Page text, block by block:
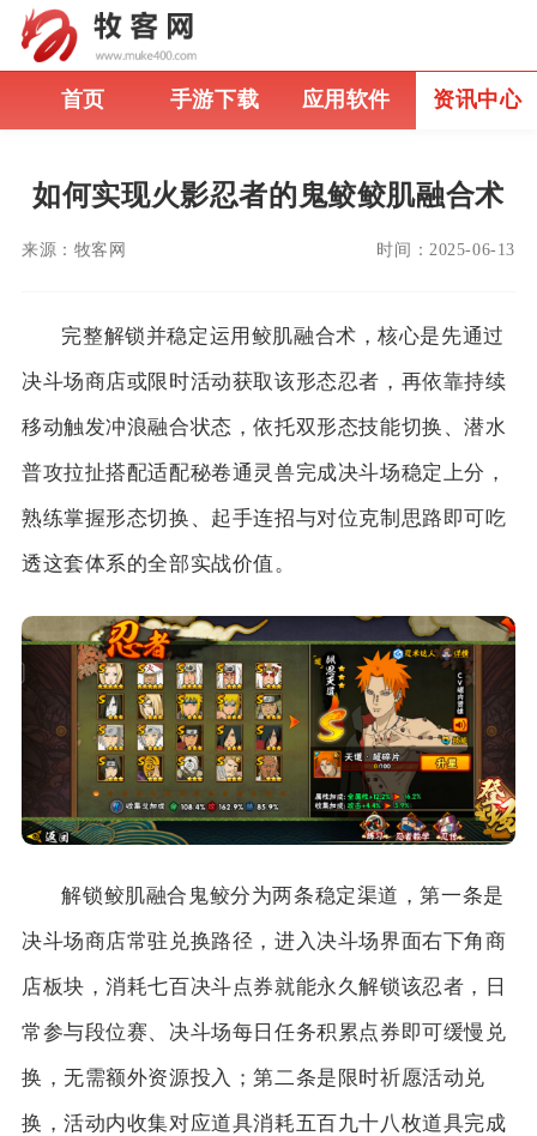
首页 手游下载 应用软件 资讯中心
如何实现火影忍者的鬼鲛鲛肌融合术
来源： 牧客网 时间： 2025-06-13
完整解锁并稳定运用鲛肌融合术，核心是先通过
决斗场商店或限时活动获取该形态忍者，再依靠持续
移动触发冲浪融合状态，依托双形态技能切换、潜水
普攻拉扯搭配适配秘卷通灵兽完成决斗场稳定上分，
熟练掌握形态切换、起手连招与对位克制思路即可吃
透这套体系的全部实战价值。
解锁鲛肌融合鬼鲛分为两条稳定渠道，第一条是
决斗场商店常驻兑换路径，进入决斗场界面右下角商
店板块，消耗七百决斗点券就能永久解锁该忍者，日
常参与段位赛、决斗场每日任务积累点券即可缓慢兑
换，无需额外资源投入；第二条是限时祈愿活动兑
换，活动内收集对应道具消耗五百九十八枚道具完成